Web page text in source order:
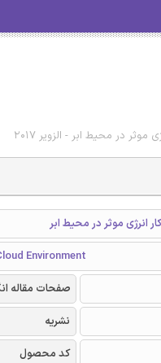
در محیط ابر - الزویر 2017
انرژی موثر در محیط ابر
Environment
صفحات مقاله
نشریه
کد محصول